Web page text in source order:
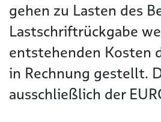
gehen zu Lasten des
Lastschriftrückgabe
entstehenden Kosten
in Rechnung gestellt.
ausschließlich der